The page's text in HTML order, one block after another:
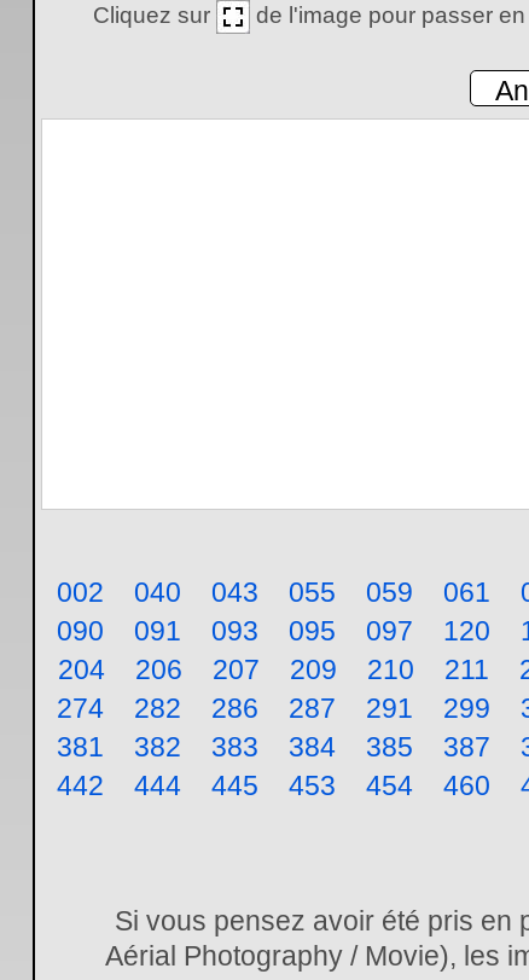
Cliquez sur de l'image pour passer
002 040 043 055 059 061
090
091 093 095 097 120
204
206 207 209 210 211
274
282 286 287 291 299
381
382 383 384 385 387
442
444 445 453 454 460
Si vous pensez avoir été pris en
Aérial Photography / Movie), les